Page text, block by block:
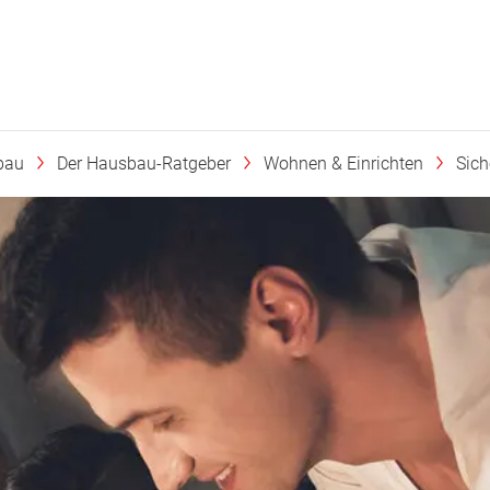
Der Hausbau-Ratgeber Wohnen & Einrichten